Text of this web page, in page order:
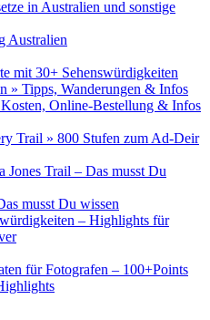
in Australien und sonstige
Australien
mit 30+ Sehenswürdigkeiten
» Tipps, Wanderungen & Infos
Kosten, Online-Bestellung & Infos
Trail » 800 Stufen zum Ad-Deir
Jones Trail – Das musst Du
musst Du wissen
– Highlights für
für Fotografen – 100+Points